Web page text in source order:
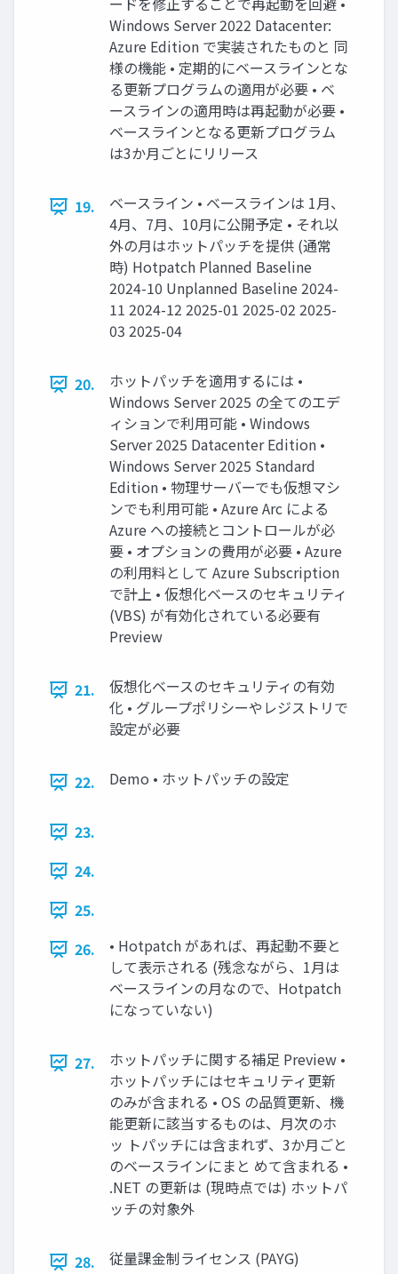
Windows Server 2022 Datacenter:
Azure Edition で実装されたものと 同
様の機能 • 定期的にベースラインとな
る更新プログラムの適用が必要 • ベ
ースラインの適用時は再起動が必要 •
ベースラインとなる更新プログラム
は3か月ごとにリリース
19.
ベースライン • ベースラインは 1月、
4月、7月、10月に公開予定 • それ以
外の月はホットパッチを提供 (通常
時) Hotpatch Planned Baseline
2024-10 Unplanned Baseline 2024-
11 2024-12 2025-01 2025-02 2025-
03 2025-04
20.
ホットパッチを適用するには •
Windows Server 2025 の全てのエデ
ィションで利用可能 • Windows
Server 2025 Datacenter Edition •
Windows Server 2025 Standard
Edition • 物理サーバーでも仮想マシ
ンでも利用可能 • Azure Arc による
Azure への接続とコントロールが必
要 • オプションの費用が必要 • Azure
の利用料として Azure Subscription
で計上 • 仮想化ベースのセキュリティ
(VBS) が有効化されている必要有
Preview
21.
仮想化ベースのセキュリティの有効
化 • グループポリシーやレジストリで
設定が必要
22. Demo • ホットパッチの設定
23.
24.
25.
26.
• Hotpatch があれば、再起動不要と
して表示される (残念ながら、1月は
ベースラインの月なので、Hotpatch
になっていない)
27.
ホットパッチに関する補足 Preview •
ホットパッチにはセキュリティ更新
のみが含まれる • OS の品質更新、機
能更新に該当するものは、月次のホ
ッ トパッチには含まれず、3か月ごと
のベースラインにまと めて含まれる •
.NET の更新は (現時点では) ホットパ
ッチの対象外
28. 従量課金制ライセンス (PAYG)